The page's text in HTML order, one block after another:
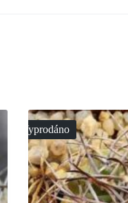
Vyprodáno